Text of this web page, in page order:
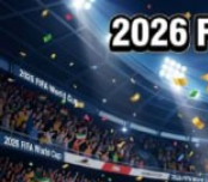
中国
司